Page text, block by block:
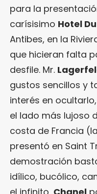
para la
carísisimo Hotel
Antibes, en la
que hicieran falta
desfile. Mr.
gustos sencillos y
interés en
el lado más lujoso
costa de Francia
presentó en Saint
demostración
idílico, bucólico,